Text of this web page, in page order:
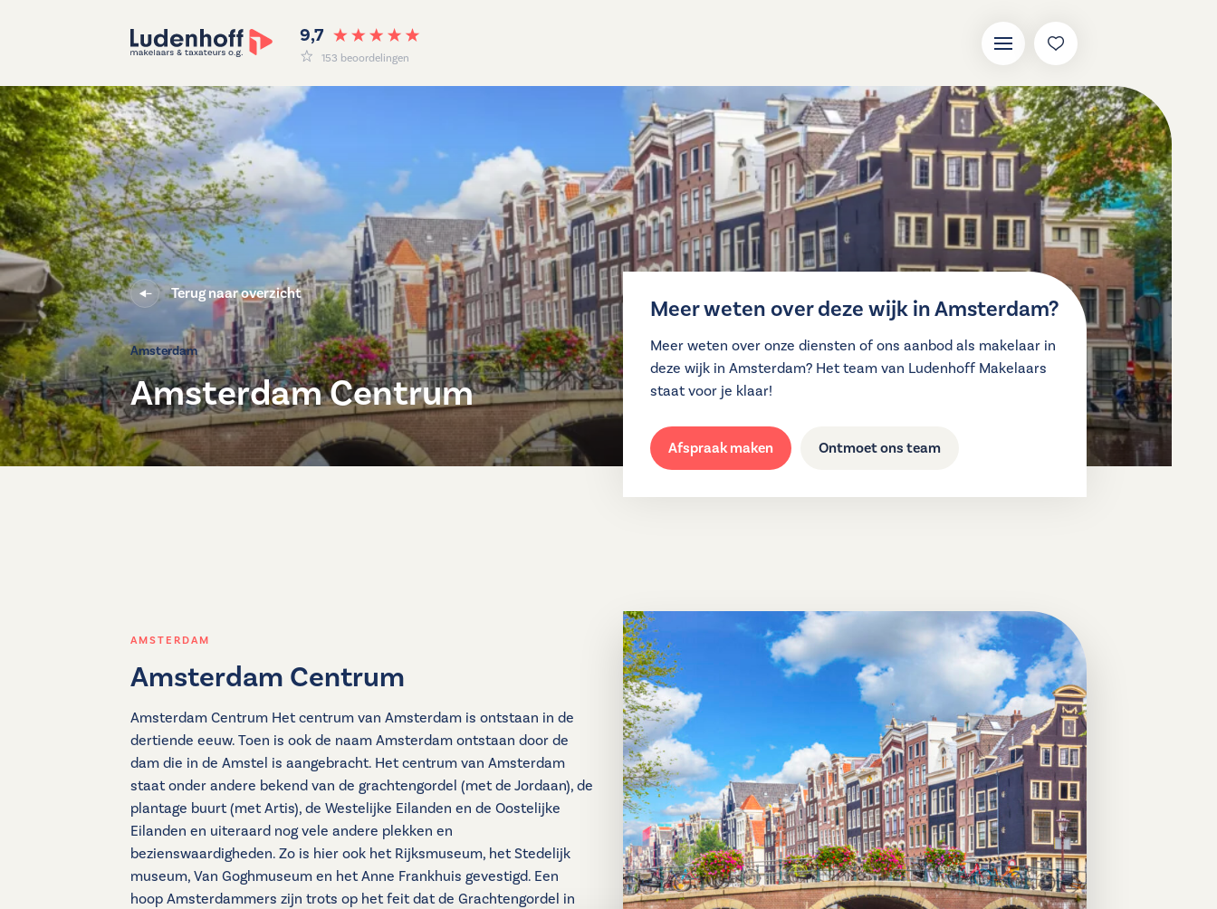
9,7
153 beoordelingen
Terug naar overzicht
Terug naar overzicht
Amsterdam
Amsterdam Centrum
Meer weten over deze wijk in Amsterdam?
Meer weten over onze diensten of ons aanbod als makelaar in
deze wijk in Amsterdam? Het team van Ludenhoff Makelaars
staat voor je klaar!
Afspraak maken Ontmoet ons team
AMSTERDAM
Amsterdam Centrum
Amsterdam Centrum Het centrum van Amsterdam is ontstaan in de
dertiende eeuw. Toen is ook de naam Amsterdam ontstaan door de
dam die in de Amstel is aangebracht. Het centrum van Amsterdam
staat onder andere bekend van de grachtengordel (met de Jordaan), de
plantage buurt (met Artis), de Westelijke Eilanden en de Oostelijke
Eilanden en uiteraard nog vele andere plekken en
bezienswaardigheden. Zo is hier ook het Rijksmuseum, het Stedelijk
museum, Van Goghmuseum en het Anne Frankhuis gevestigd. Een
hoop Amsterdammers zijn trots op het feit dat de Grachtengordel in